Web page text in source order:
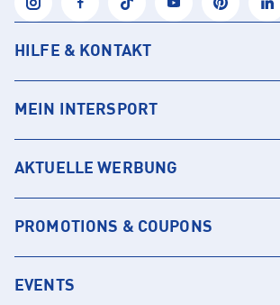
HILFE & KONTAKT
MEIN INTERSPORT
AKTUELLE WERBUNG
PROMOTIONS & COUPONS
EVENTS